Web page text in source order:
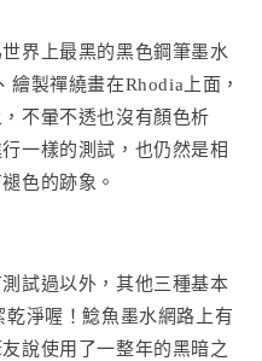
界上最黑的黑色鋼筆墨水
製禪繞畫在Rhodia上面，
不暈不透也沒有顏色析
一樣的測試，也仍然是相
色的跡象。
試過以外，其他三種基本
乾淨喔！鯰魚墨水網路上有
說使用了一整年的黑暗之